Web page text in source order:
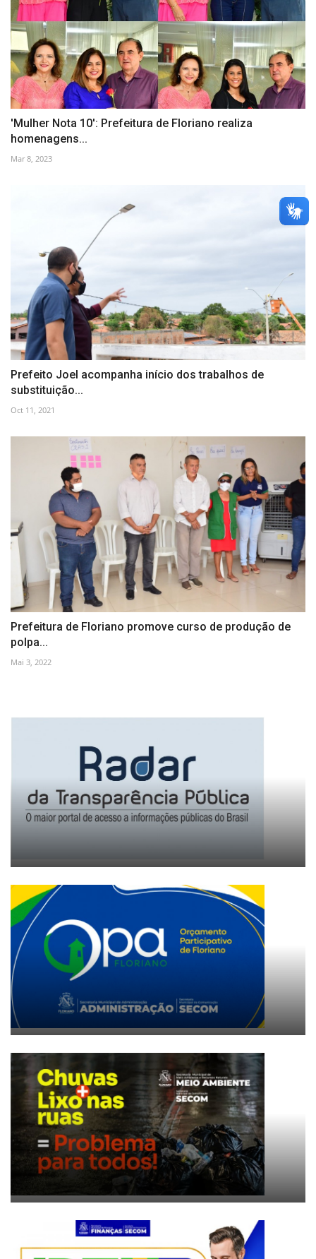
'Mulher Nota 10': Prefeitura de Floriano realiza
homenagens...
Mar 8, 2023
Prefeito Joel acompanha início dos trabalhos de
substituição...
Oct 11, 2021
Prefeitura de Floriano promove curso de produção de
polpa...
Mai 3, 2022